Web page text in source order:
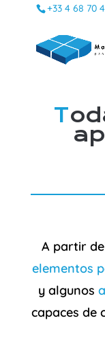
+33 4 68 70
T
A partir
elementos
y algunos
capaces de